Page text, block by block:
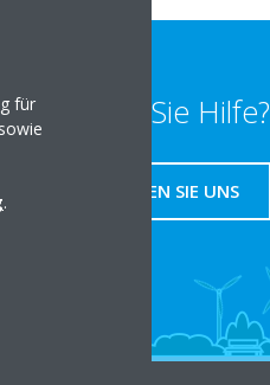
Benötigen Sie Hilfe?
KONTAKTIEREN SIE UNS
für
.